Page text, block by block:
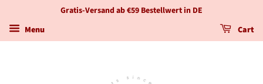
Gratis-Versand ab €59 Bestellwert in DE
Menu
Cart